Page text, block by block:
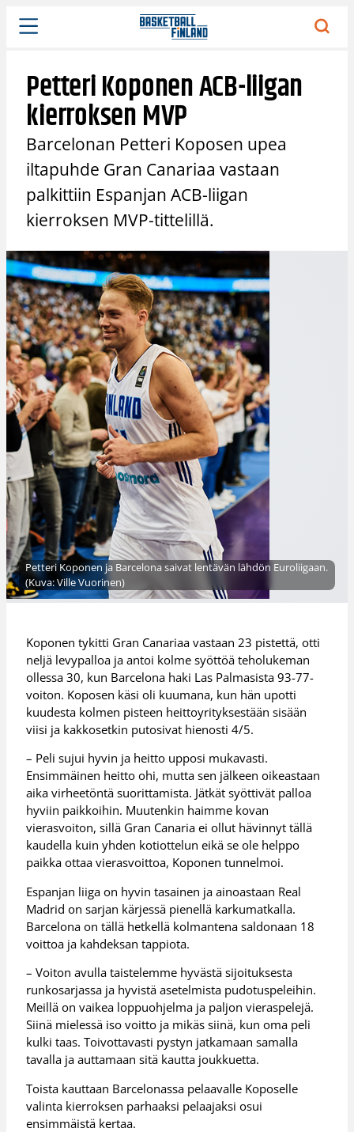
Siirry
sisältöön
Petteri Koponen ACB-liigan
kierroksen MVP
Barcelonan Petteri Koposen upea
iltapuhde Gran Canariaa vastaan
palkittiin Espanjan ACB-liigan
kierroksen MVP-tittelillä.
Petteri Koponen ja Barcelona saivat lentävän lähdön Euroliigaan.
(Kuva: Ville Vuorinen)
Koponen tykitti Gran Canariaa vastaan 23 pistettä, otti
neljä levypalloa ja antoi kolme syöttöä teholukeman
ollessa 30, kun Barcelona haki Las Palmasista 93-77-
voiton. Koposen käsi oli kuumana, kun hän upotti
kuudesta kolmen pisteen heittoyrityksestään sisään
viisi ja kakkosetkin putosivat hienosti 4/5.
– Peli sujui hyvin ja heitto upposi mukavasti.
Ensimmäinen heitto ohi, mutta sen jälkeen oikeastaan
aika virheetöntä suorittamista. Jätkät syöttivät palloa
hyviin paikkoihin. Muutenkin haimme kovan
vierasvoiton, sillä Gran Canaria ei ollut hävinnyt tällä
kaudella kuin yhden kotiottelun eikä se ole helppo
paikka ottaa vierasvoittoa, Koponen tunnelmoi.
Espanjan liiga on hyvin tasainen ja ainoastaan Real
Madrid on sarjan kärjessä pienellä karkumatkalla.
Barcelona on tällä hetkellä kolmantena saldonaan 18
voittoa ja kahdeksan tappiota.
– Voiton avulla taistelemme hyvästä sijoituksesta
runkosarjassa ja hyvistä asetelmista pudotuspeleihin.
Meillä on vaikea loppuohjelma ja paljon vieraspelejä.
Siinä mielessä iso voitto ja mikäs siinä, kun oma peli
kulki taas. Toivottavasti pystyn jatkamaan samalla
tavalla ja auttamaan sitä kautta joukkuetta.
Toista kauttaan Barcelonassa pelaavalle Koposelle
valinta kierroksen parhaaksi pelaajaksi osui
ensimmäistä kertaa.